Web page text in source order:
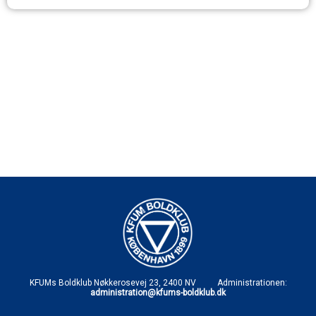
KFUMs Boldklub Nøkkerosevej 23, 2400 NV Administrationen:
administration@kfums-boldklub.dk